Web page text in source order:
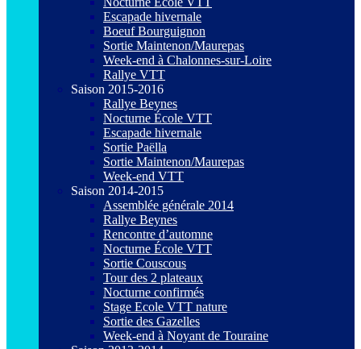
Escapade hivernale
Boeuf Bourguignon
Sortie Maintenon/Maurepas
Week-end à Chalonnes-sur-Loire
Rallye VTT
Saison 2015-2016
Rallye Beynes
Nocturne École VTT
Escapade hivernale
Sortie Paëlla
Sortie Maintenon/Maurepas
Week-end VTT
Saison 2014-2015
Assemblée générale 2014
Rallye Beynes
Rencontre d’automne
Nocturne École VTT
Sortie Couscous
Tour des 2 plateaux
Nocturne confirmés
Stage Ecole VTT nature
Sortie des Gazelles
Week-end à Noyant de Touraine